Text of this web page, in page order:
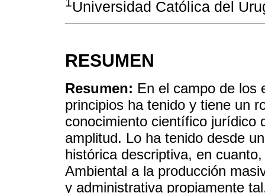
Universidad Católica del
RESUMEN
Resumen: En el campo de los
principios ha tenido y tiene un
conocimiento científico jurídico
amplitud. Lo ha tenido desde
histórica descriptiva, en
Ambiental a la producción
y administrativa propiamente